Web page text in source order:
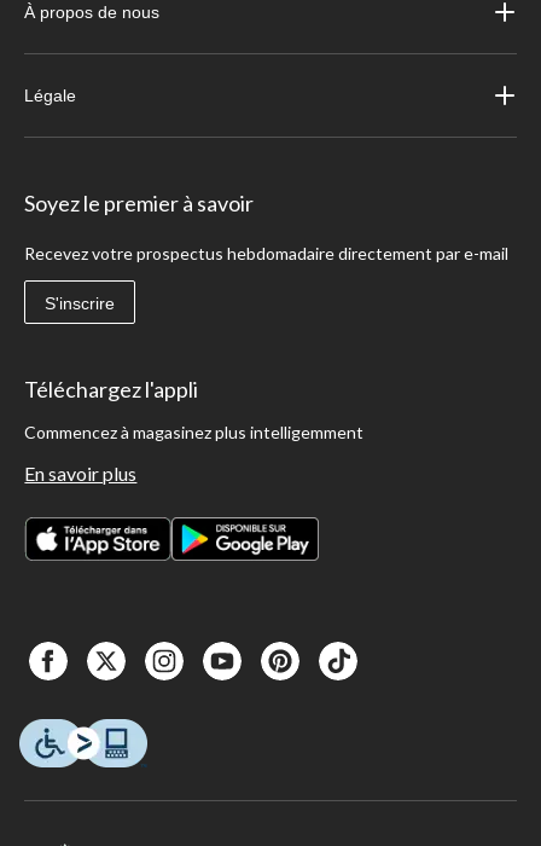
À propos de nous
Légale
Soyez le premier à savoir
Recevez votre prospectus hebdomadaire directement par e-mail
S'inscrire
Téléchargez l'appli
Commencez à magasinez plus intelligemment
En savoir plus